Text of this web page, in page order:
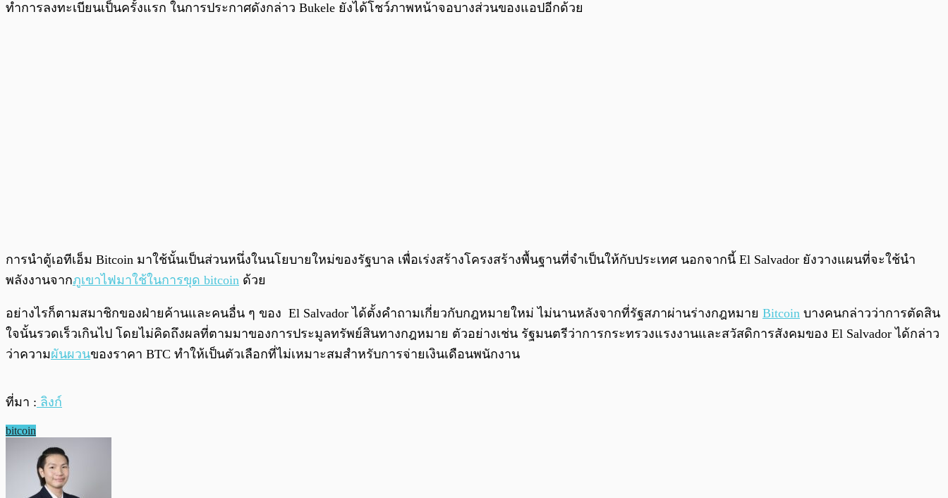
ทำการลงทะเบียนเป็นครั้งแรก ในการประกาศดังกล่าว Bukele ยังได้โชว์ภาพหน้าจอบางส่วนของแอปอีกด้วย
การนำตู้เอทีเอ็ม Bitcoin มาใช้นั้นเป็นส่วนหนึ่งในนโยบายใหม่ของรัฐบาล เพื่อเร่งสร้างโครงสร้างพื้นฐานที่จำเป็นให้กับประเทศ นอกจากนี้ El Salvador ยังวางแผนที่จะใช้นำ
พลังงานจากภูเขาไฟมาใช้ในการขุด bitcoin ด้วย
อย่างไรก็ตามสมาชิกของฝ่ายค้านและคนอื่น ๆ ของ El Salvador ได้ตั้งคำถามเกี่ยวกับกฎหมายใหม่ ไม่นานหลังจากที่รัฐสภาผ่านร่างกฎหมาย Bitcoin บางคนกล่าวว่าการตัดสิน
ใจนั้นรวดเร็วเกินไป โดยไม่คิดถึงผลที่ตามมาของการประมูลทรัพย์สินทางกฎหมาย ตัวอย่างเช่น รัฐมนตรีว่าการกระทรวงแรงงานและสวัสดิการสังคมของ El Salvador ได้กล่าว
ว่าความผันผวนของราคา BTC ทำให้เป็นตัวเลือกที่ไม่เหมาะสมสำหรับการจ่ายเงินเดือนพนักงาน
ที่มา : ลิงก์
bitcoin